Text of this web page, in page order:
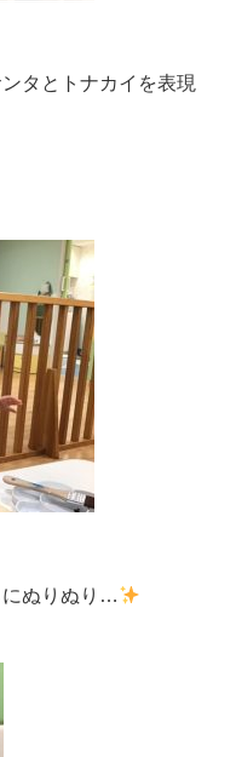
タとトナカイを表現
にぬりぬり…